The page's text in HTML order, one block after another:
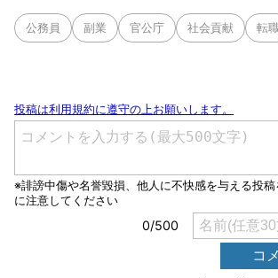
公務員 副業 官公庁 社会貢献 転